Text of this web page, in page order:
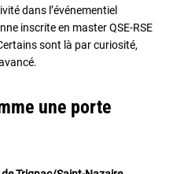
dans l’événementiel
inscrite en master QSE-RSE
sont là par curiosité,
une porte